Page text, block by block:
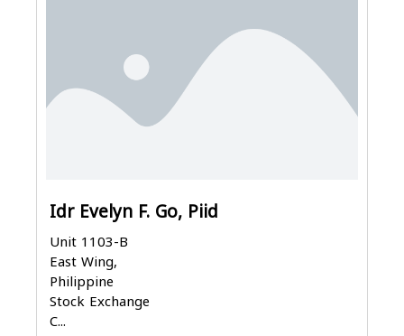
Idr Evelyn F. Go, Piid
Unit 1103-B
East Wing,
Philippine
Stock Exchange
C...